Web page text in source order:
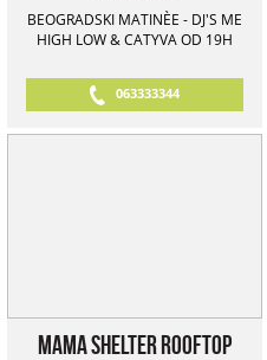
BEOGRADSKI MATINЀE - DJ'S ME
HIGH LOW & CATYVA OD 19H
063333344
Mama Shelter Rooftop